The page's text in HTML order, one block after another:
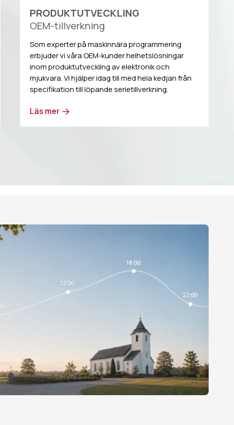
PRODUKTUTVECKLING
OEM-tillverkning
Som experter på maskinnära programmering
erbjuder vi våra OEM-kunder helhetslösningar
inom produktutveckling av elektronik och
mjukvara. Vi hjälper idag till med hela kedjan från
specifikation till löpande serietillverkning.
Läs mer